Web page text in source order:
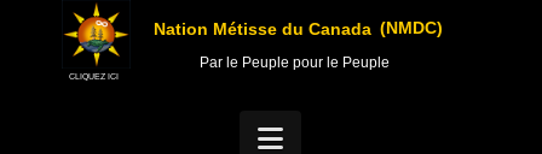
Nation Métisse du Canada (NMDC)
Par le Peuple pour le Peuple
CLIQUEZ ICI
Navigation